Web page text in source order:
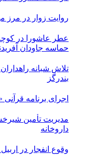
روایت زوار در مرز
عطر عاشورا در
حماسه جاودان
تلاش شبانه
بندرگز
اجرای برنامه
داروخانه
وقوع انفجار در